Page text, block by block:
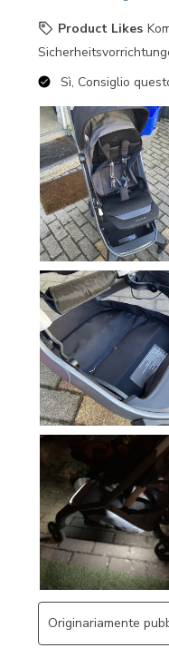
Product Likes
Sì, Consiglio
Originariamente